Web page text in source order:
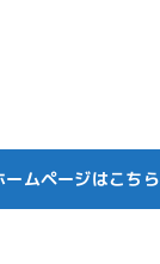
ームページはこちら